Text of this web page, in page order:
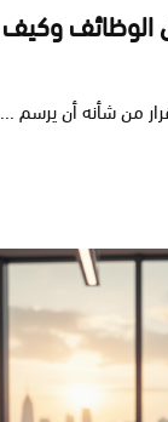
من شأنه أن يرسم ...